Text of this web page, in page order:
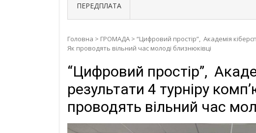
ПЕРЕДПЛАТА
Головна > ГРОМАДА > “Цифровий простір”, Академія
Як проводять вільний час молоді близнюківці
“Цифровий простір”,
результати 4 турніру
проводять вільний час